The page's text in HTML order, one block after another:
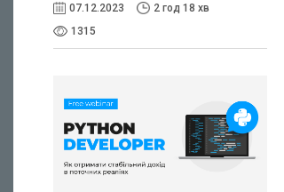
07.12.2023
2 год 18 хв
1315